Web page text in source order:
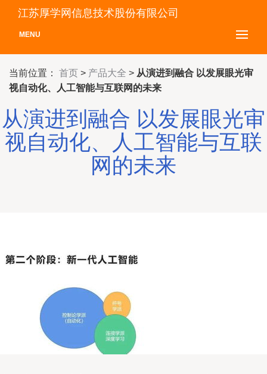
江苏厚学网信息技术股份有限公司
MENU
当前位置： 首页 > 产品大全 > 从演进到融合 以发展眼光审
视自动化、人工智能与互联网的未来
从演进到融合 以发展眼光审
视自动化、人工智能与互联
网的未来